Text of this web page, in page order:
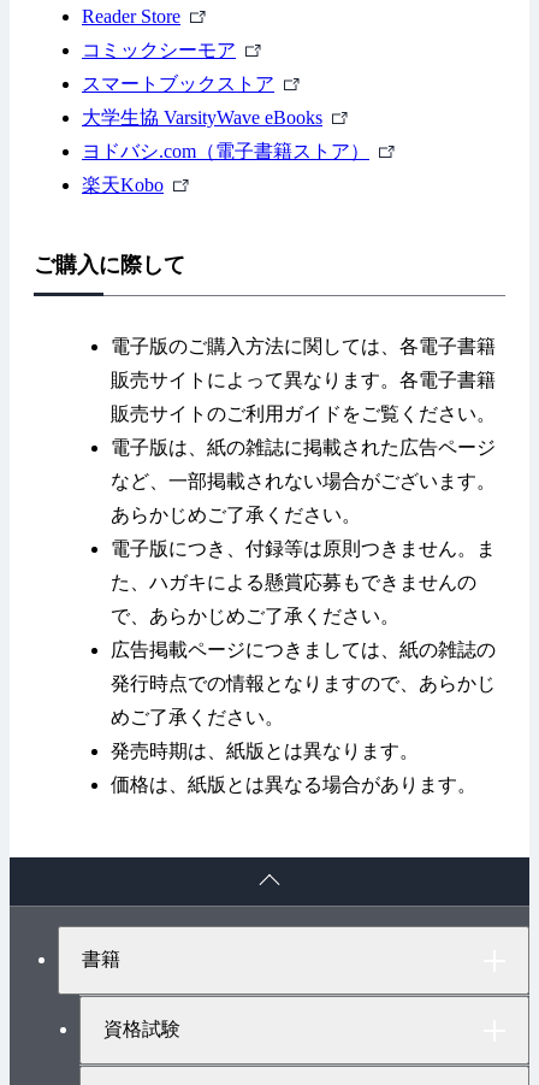
ン
ク
リ
ン
ク
ク
Reader Store
外
部
リ
ン
ク
コミックシーモア
外
部
リ
ン
スマートブックストア
外
部
リ
大学生協 VarsityWave eBooks
外
部
ヨドバシ.com（電子書籍ストア）
外
楽天Kobo
外
ご購入に際して
電子版のご購入方法に関しては、各電子書籍
販売サイトによって異なります。各電子書籍
販売サイトのご利用ガイドをご覧ください。
電子版は、紙の雑誌に掲載された広告ページ
など、一部掲載されない場合がございます。
あらかじめご了承ください。
電子版につき、付録等は原則つきません。ま
た、ハガキによる懸賞応募もできませんの
で、あらかじめご了承ください。
広告掲載ページにつきましては、紙の雑誌の
発行時点での情報となりますので、あらかじ
めご了承ください。
発売時期は、紙版とは異なります。
価格は、紙版とは異なる場合があります。
書籍
資格試験